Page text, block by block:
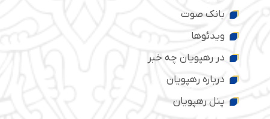
بانک صوت
ویدئوها
در رهپویان چه خبر
درباره رهپویان
پنل رهپویان